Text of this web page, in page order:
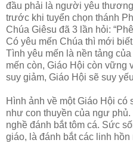
đầu phải là người yêu
trước khi tuyển chọn thánh
Chúa Giêsu đã 3 lần hỏi:
Có yêu mến Chúa thì mới
Tình yêu mến là nền tảng
mến còn, Giáo Hội còn vững
suy giảm, Giáo Hội sẽ suy
Hình ảnh về một Giáo Hội có
như con thuyền của ngư
nghề đánh bắt tôm cá. Sức
giáo, là đánh bắt các linh